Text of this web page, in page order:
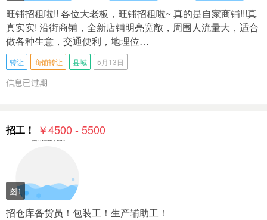
旺铺招租啦!! 各位大老板，旺铺招租啦~ 真的是自家商铺!!!真
真实实! 沿街商铺，全新店铺明亮宽敞，周围人流量大，适合
做各种生意，交通便利，地理位…
转让 商铺转让 县城 5月13日
信息已过期
招工！ ￥4500 - 5500
图1
招仓库备货员！包装工！生产辅助工！